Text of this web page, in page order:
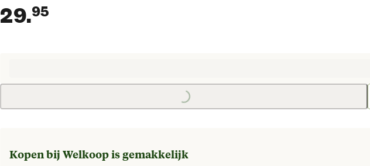
29.95
Loading...
Kopen bij Welkoop is gemakkelijk